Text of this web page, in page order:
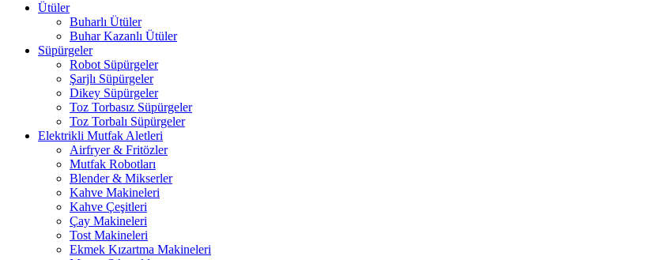
Ütüler
Buharlı Ütüler
Buhar Kazanlı Ütüler
Süpürgeler
Robot Süpürgeler
Şarjlı Süpürgeler
Dikey Süpürgeler
Toz Torbasız Süpürgeler
Toz Torbalı Süpürgeler
Elektrikli Mutfak Aletleri
Airfryer & Fritözler
Mutfak Robotları
Blender & Mikserler
Kahve Makineleri
Kahve Çeşitleri
Çay Makineleri
Tost Makineleri
Ekmek Kızartma Makineleri